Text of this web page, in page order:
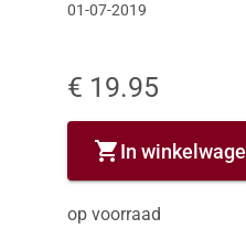
01-07-2019
€ 19.95
shopping_cartIn
op voorraad